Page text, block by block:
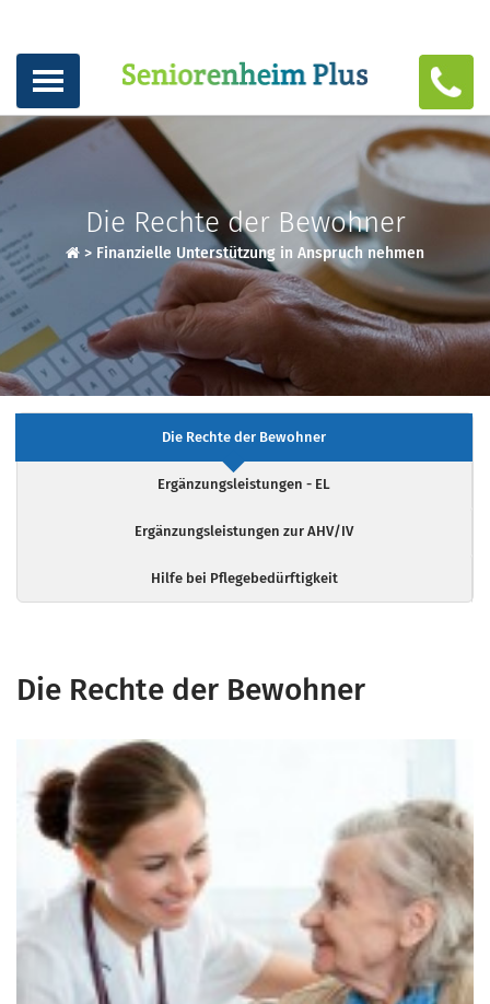
Die Rechte der Bewohner
> Finanzielle Unterstützung in Anspruch nehmen
Die Rechte der Bewohner
Ergänzungsleistungen - EL
Ergänzungsleistungen zur AHV/IV
Hilfe bei Pflegebedürftigkeit
Die Rechte der Bewohner